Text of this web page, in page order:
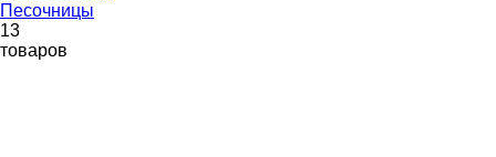
Песочницы
13
товаров